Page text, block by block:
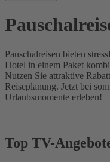
Pauschalreisen bieten
Hotel in einem Paket
Nutzen Sie attraktive
Reiseplanung. Jetzt bei
Urlaubsmomente erleben!
Top TV-